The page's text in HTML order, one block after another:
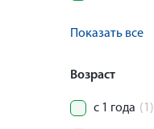
Показать все
Возраст
с 1 года (1)